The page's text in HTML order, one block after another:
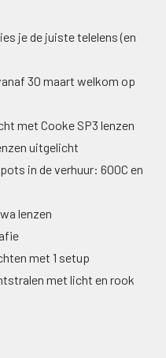
je de juiste telelens (en
30 maart welkom op
met Cooke SP3 lenzen
uitgelicht
in de verhuur: 600C en
lenzen
met 1 setup
met licht en rook